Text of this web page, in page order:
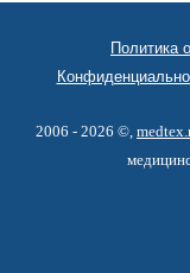
Политика
2006 - 2026 ©,